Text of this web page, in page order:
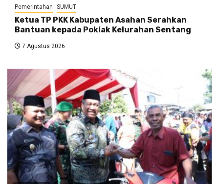
Pemerintahan SUMUT
Ketua TP PKK Kabupaten Asahan Serahkan
Bantuan kepada Poklak Kelurahan Sentang
7 Agustus 2026